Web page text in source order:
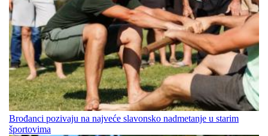
Brođanci pozivaju na najveće slavonsko nadmetanje u starim
športovima